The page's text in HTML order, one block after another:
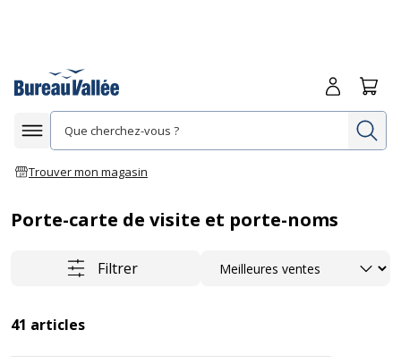
Afficher la navigation
Trouver mon magasin
Me
Porte-carte de visite et porte-noms
Filtrer Trier
41 articles